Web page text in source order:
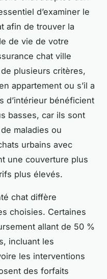
d’examiner le
afin de trouver la
de vie de votre
chat ville
plusieurs critères,
appartement ou s’il a
d’intérieur bénéficient
basses, car ils sont
maladies ou
urbains avec
une couverture plus
plus élevés.
chat diffère
choisies. Certaines
allant de 50 %
incluant les
les interventions
des forfaits